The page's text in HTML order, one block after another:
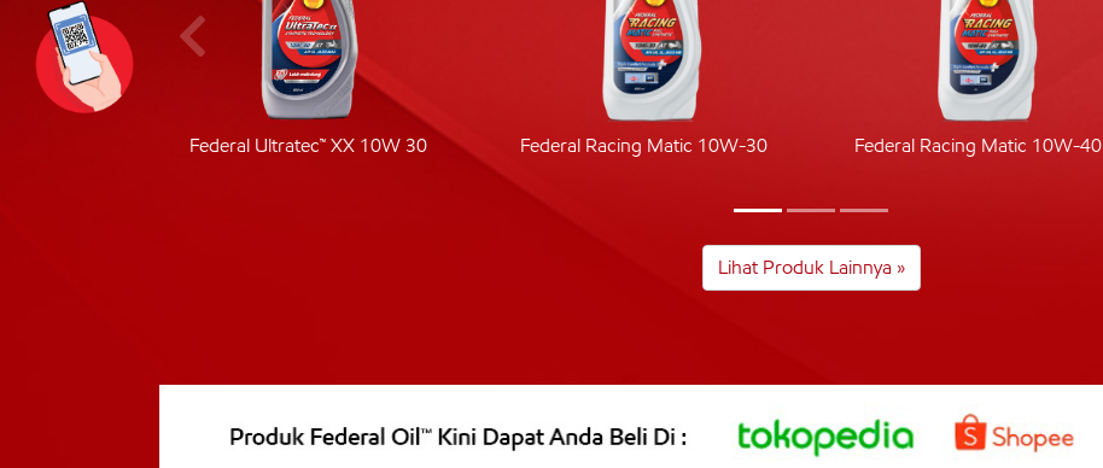
Federal Ultratec™ XX 10W 30 Federal Racing Matic 10W-30 Federal Racing Matic 10W-40
Lihat Produk Lainnya »